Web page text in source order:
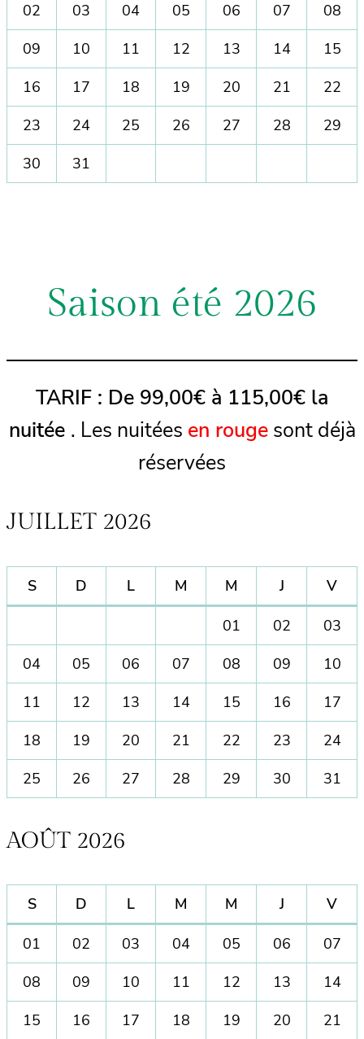
02
03 04 05 06 07
08
09
10 11 12 13 14
15
16
17 18 19 20 21
22
23
24 25 26 27 28
29
30
31
Saison été 2026
TARIF : De 99,00€ à 115,00€ la
nuitée . Les nuitées en rougesont déjà
réservées
JUILLET 2026
S D L M M J V
01 02
03
04
05 06 07 08 09
10
11
12 13 14 15 16
17
18
19 20 21 22 23
24
25
26 27 28 29 30 31
AOÛT 2026
S D L M M J V
01 02 03 04 05 06
07
08
09 10 11 12 13
14
15
16 17 18 19 20
21